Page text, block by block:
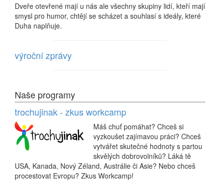
Dveře otevřené mají u nás ale všechny skupiny lidí, kteří mají
smysl pro humor, chtějí se scházet a souhlasí s ideály, které
Duha naplňuje.
výroční zprávy
Naše programy
trochujinak - zkus workcamp
Máš chuť pomáhat? Chceš si
vyzkoušet zajímavou práci? Chceš
vytvářet skutečné hodnoty s partou
skvělých dobrovolníků? Láká tě
USA, Kanada, Nový Zéland, Austrálie či Asie? Nebo chceš
procestovat Evropu? Zkus Workcamp!